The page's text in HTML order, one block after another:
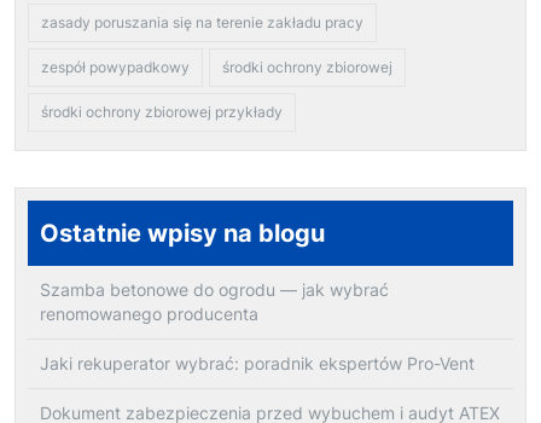
zasady poruszania się na terenie zakładu pracy
zespół powypadkowy środki ochrony zbiorowej
środki ochrony zbiorowej przykłady
Ostatnie wpisy na blogu
Szamba betonowe do ogrodu — jak wybrać
renomowanego producenta
Jaki rekuperator wybrać: poradnik ekspertów Pro-Vent
Dokument zabezpieczenia przed wybuchem i audyt ATEX